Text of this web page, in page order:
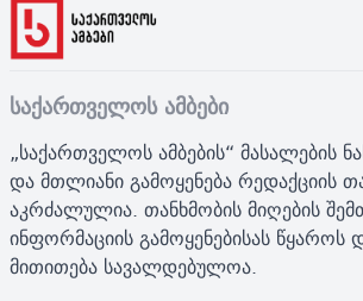
საქართველოს ამბები
„საქართველოს ამბების“ მასალების
და მთლიანი გამოყენება რედაქციის
აკრძალულია. თანხმობის მიღების
ინფორმაციის გამოყენებისას წყაროს
მითითება სავალდებულოა.